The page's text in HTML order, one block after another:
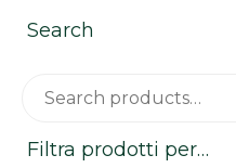
Search
Filtra prodotti per…